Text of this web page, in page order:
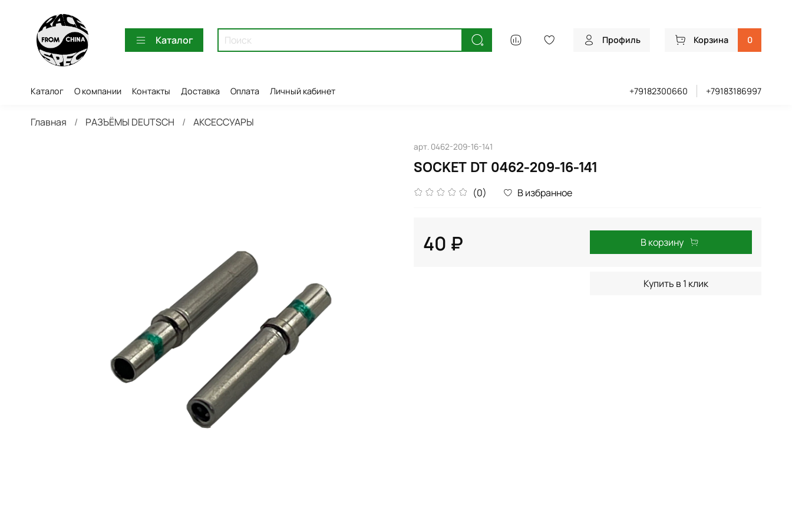
Каталог Профиль Корзина 0
Каталог О компании Контакты Доставка Оплата Личный кабинет +79182300660 +79183186997
Главная РАЗЪЁМЫ DEUTSCH АКСЕССУАРЫ
арт. 0462-209-16-141
SOCKET DT 0462-209-16-141
(0) В избранное
40 ₽ В корзину
Купить в 1 клик